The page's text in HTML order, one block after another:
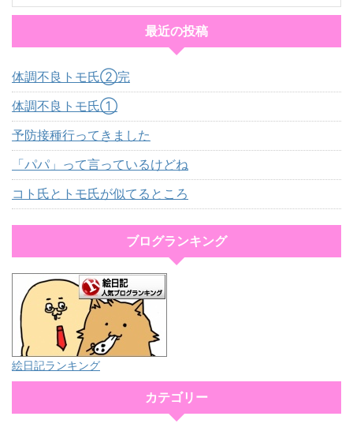
最近の投稿
体調不良トモ氏②完
体調不良トモ氏①
予防接種行ってきました
「パパ」って言っているけどね
コト氏とトモ氏が似てるところ
ブログランキング
絵日記ランキング
カテゴリー